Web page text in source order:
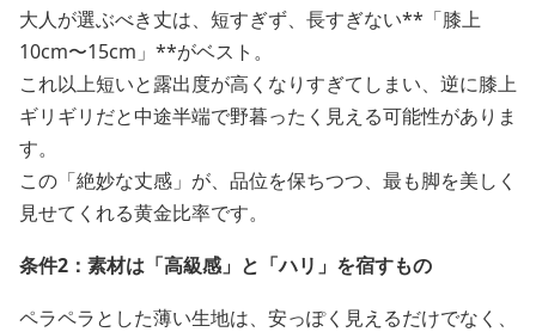
大人が選ぶべき丈は、短すぎず、長すぎない**「膝上
10cm〜15cm」**がベスト。
これ以上短いと露出度が高くなりすぎてしまい、逆に膝上
ギリギリだと中途半端で野暮ったく見える可能性がありま
す。
この「絶妙な丈感」が、品位を保ちつつ、最も脚を美しく
見せてくれる黄金比率です。
条件2：素材は「高級感」と「ハリ」を宿すもの
ペラペラとした薄い生地は、安っぽく見えるだけでなく、